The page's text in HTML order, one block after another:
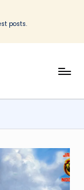
posts.